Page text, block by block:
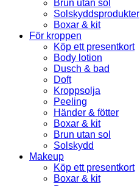
Brun utan sol
Solskyddsprodukter
Boxar & kit
För kroppen
Köp ett presentkort
Body lotion
Dusch & bad
Doft
Kroppsolja
Peeling
Händer & fötter
Boxar & kit
Brun utan sol
Solskydd
Makeup
Köp ett presentkort
Boxar & kit